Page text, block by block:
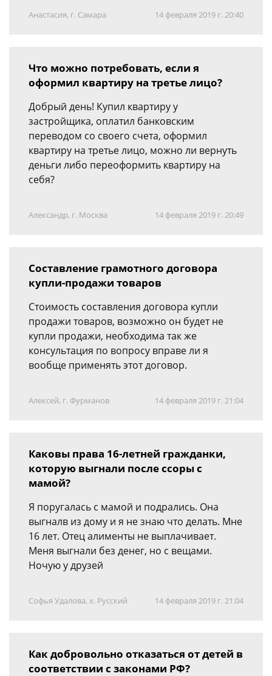
Анастасия, г. Самара 14 февраля 2019 г. 20:40
Что можно потребовать, если я
оформил квартиру на третье лицо?
Добрый день! Купил квартиру у
застройщика, оплатил банковским
переводом со своего счета, оформил
квартиру на третье лицо, можно ли вернуть
деньги либо переоформить квартиру на
себя?
Александр, г. Москва 14 февраля 2019 г. 20:49
Составление грамотного договора
купли-продажи товаров
Стоимость составления договора купли
продажи товаров, возможно он будет не
купли продажи, необходима так же
консультация по вопросу вправе ли я
вообще применять этот договор.
Алексей, г. Фурманов 14 февраля 2019 г. 21:04
Каковы права 16-летней гражданки,
которую выгнали после ссоры с
мамой?
Я поругалась с мамой и подрались. Она
выгналв из дому и я не знаю что делать. Мне
16 лет. Отец алименты не выплачивает.
Меня выгнали без денег, но с вещами.
Ночую у друзей
Софья Удалова, х. Русский 14 февраля 2019 г. 21:04
Как добровольно отказаться от детей в
соответствии с законами РФ?